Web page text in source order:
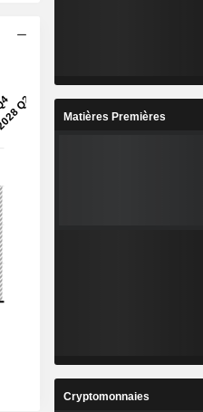
Matières Premières
Cryptomonnaies